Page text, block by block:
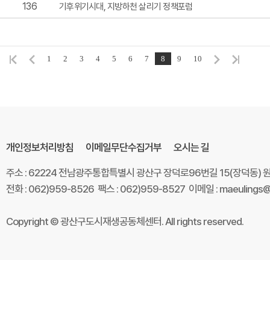
136 기후위기시대, 지방하천 살리기 정책포럼
1 2 3 4 5 6 7 8 9 10
개인정보처리방침 이메일무단수집거부 오시는 길
주소 : 62224 전남광주통합특별시 광산구 장덕로96번길 15(장덕동)
전화 : 062)959-8526 팩스 : 062)959-8527 이메일 :
Copyright © 광산구도시재생공동체센터. All rights reserved.